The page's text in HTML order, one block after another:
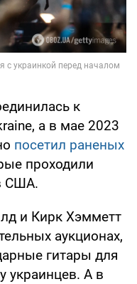
к
а в мае 2023
посетил раненых
проходили
США.
и Кирк Хэмметт
аукционах,
гитары для
украинцев. А в